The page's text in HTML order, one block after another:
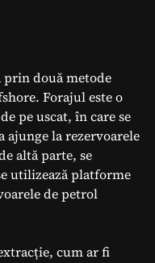
două metode
Forajul este o
pe uscat, în care se
ajunge la rezervoarele
altă parte, se
utilizează platforme
de petrol
cum ar fi